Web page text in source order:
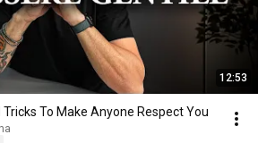
12:53
To Make Anyone Respect You